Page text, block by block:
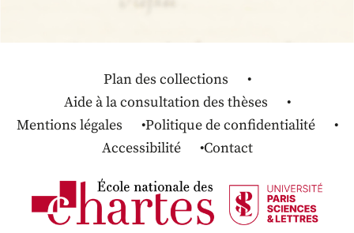
Plan des collections
Aide à la consultation des thèses
Mentions légales
Politique de confidentialité
Accessibilité
Contact